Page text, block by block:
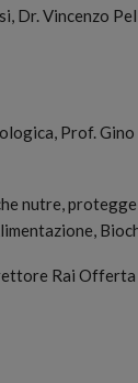
Dr. Vincenzo
Prof.
nutre,
Rai